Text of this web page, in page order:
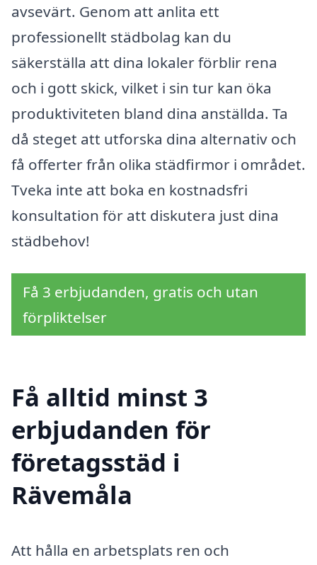
avsevärt. Genom att anlita ett
professionellt städbolag kan du
säkerställa att dina lokaler förblir rena
och i gott skick, vilket i sin tur kan öka
produktiviteten bland dina anställda. Ta
då steget att utforska dina alternativ och
få offerter från olika städfirmor i området.
Tveka inte att boka en kostnadsfri
konsultation för att diskutera just dina
städbehov!
Få 3 erbjudanden, gratis och utan
förpliktelser
Få alltid minst 3
erbjudanden för
företagsstäd i
Rävemåla
Att hålla en arbetsplats ren och